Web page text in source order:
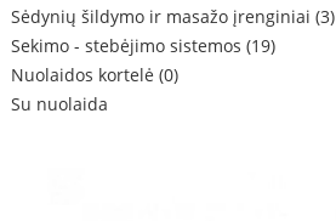
Sėdynių šildymo ir masažo įrenginiai (3)
Sekimo - stebėjimo sistemos (19)
Nuolaidos kortelė (0)
Su nuolaida